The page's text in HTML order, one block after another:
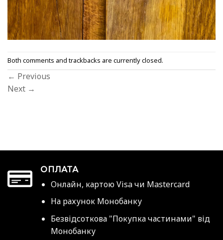
Both comments and trackbacks are currently closed.
← Previous
Next →
ОПЛАТА
Онлайн, картою Visa чи Mastercard
На рахунок Монобанку
Безвідсоткова "Покупка частинами" від
Монобанку